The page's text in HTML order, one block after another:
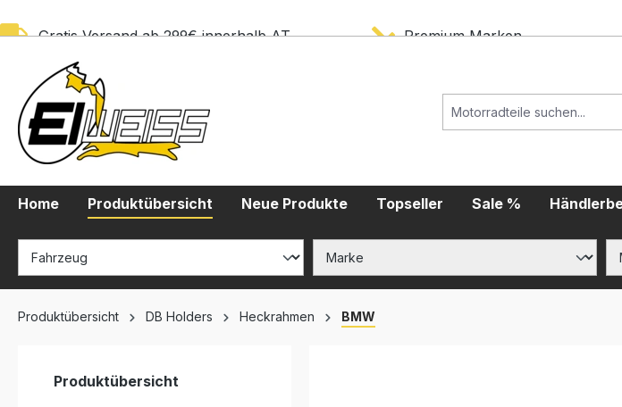
Gratis Versand ab 299€ innerhalb AT Premium Marken
Home Produktübersicht Neue Produkte Topseller Sale %
Produktübersicht DB Holders Heckrahmen BMW
Produktübersicht